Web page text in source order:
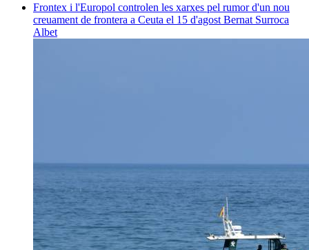
Frontex i l'Europol controlen les xarxes pel rumor d'un nou
creuament de frontera a Ceuta el 15 d'agost Bernat Surroca
Albet